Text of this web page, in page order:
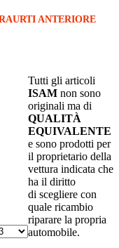
ANTERIORE
Tutti gli articoli
ISAM non sono
originali ma di
QUALITÀ
EQUIVALENTE
e sono prodotti per
il proprietario della
vettura indicata che
ha il diritto
di scegliere con
quale ricambio
riparare la propria
automobile.